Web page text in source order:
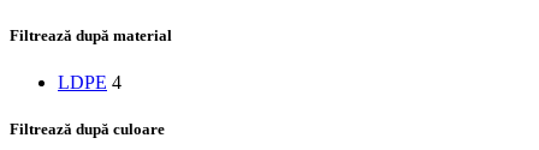
Filtrează după material
LDPE 4
Filtrează după culoare